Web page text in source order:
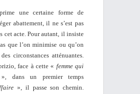
une certaine forme de
abattement, il ne s’est pas
cet acte. Pour autant, il insiste
que l’on minimise ou qu’on
circonstances atténuantes.
face à cette « femme qui
», dans un premier temps
», il passe son chemin.